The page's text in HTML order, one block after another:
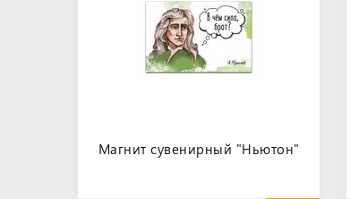
Магнит сувенирный "Ньютон"